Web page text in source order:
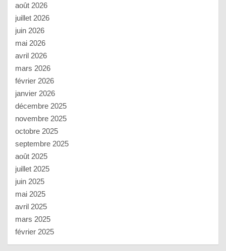
août 2026
juillet 2026
juin 2026
mai 2026
avril 2026
mars 2026
février 2026
janvier 2026
décembre 2025
novembre 2025
octobre 2025
septembre 2025
août 2025
juillet 2025
juin 2025
mai 2025
avril 2025
mars 2025
février 2025